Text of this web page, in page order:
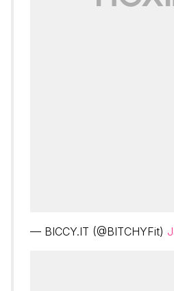
— BICCY.IT (@BITCHYFit)